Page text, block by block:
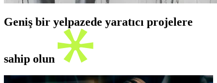
Geniş bir yelpazede yaratıcı projelere
sahip olun